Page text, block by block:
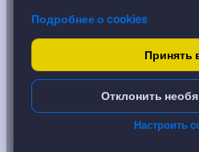
Флоатер
Доходность и цена
YTM эффективная ?
Подробнее о cookies
Принять
Отклонить
Настроить